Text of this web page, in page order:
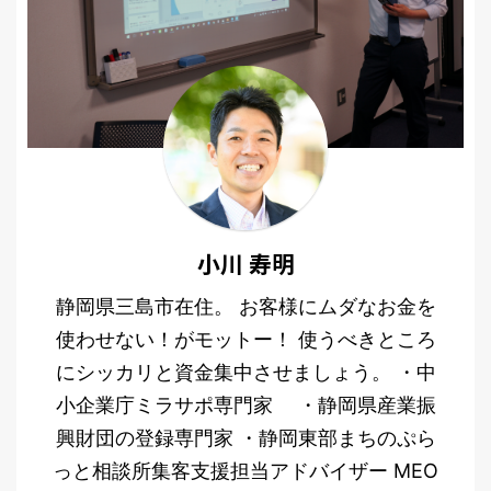
小川 寿明
静岡県三島市在住。 お客様にムダなお金を
使わせない！がモットー！ 使うべきところ
にシッカリと資金集中させましょう。 ・中
小企業庁ミラサポ専門家 ・静岡県産業振
興財団の登録専門家 ・静岡東部まちのぷら
っと相談所集客支援担当アドバイザー MEO